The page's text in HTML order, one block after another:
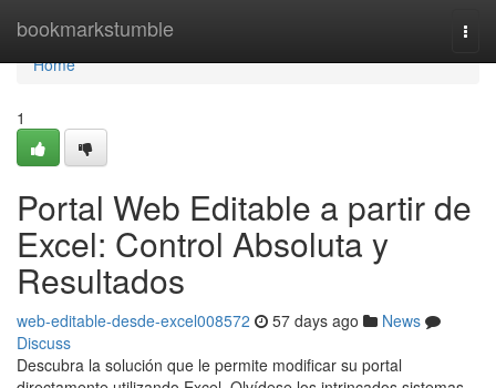
bookmarkstumble
Home
Home
1
Portal Web Editable a partir de
Excel: Control Absoluta y
Resultados
web-editable-desde-excel008572 57 days ago
News
Discuss
Descubra la solución que le permite modificar su portal